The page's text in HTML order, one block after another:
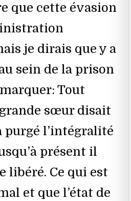
que cette évasion
je dirais que y a
sein de la prison
Tout
sœur disait
purgé l’intégralité
présent il
libéré. Ce qui est
et que l’état de